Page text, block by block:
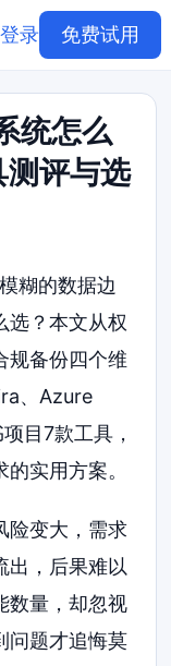
登录 免费试用
统怎么
评与选
糊的数据边
选？本文从权
规备份四个维
、Azure
目7款工具，
实用方案。
险变大，需求
出，后果难以
数量，却忽视
问题才追悔莫